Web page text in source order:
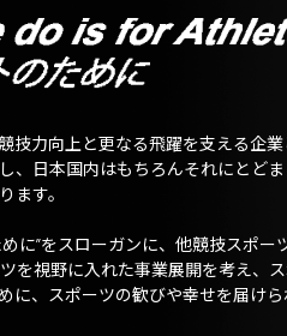
技力向上と更なる飛躍を支える企業
、日本国内はもちろんそれにとど
ます。
に”をスローガンに、他競技スポー
を視野に入れた事業展開を考え、
に、スポーツの歓びや幸せを届けら